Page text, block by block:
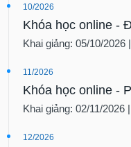
10/2026
Khóa học online -
Khai giảng: 05/10/2026
11/2026
Khóa học online -
Khai giảng: 02/11/2026
12/2026